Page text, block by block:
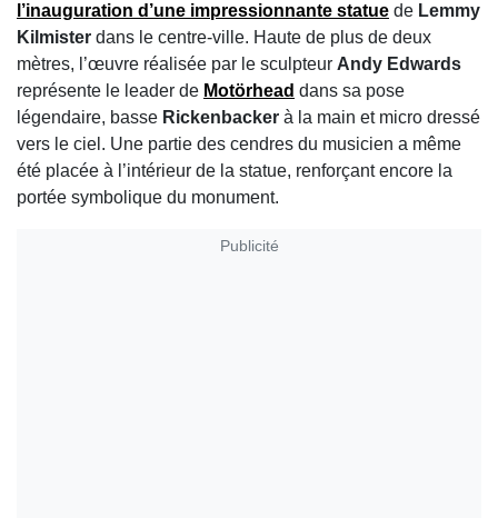
l’inauguration d’une impressionnante statue de Lemmy
Kilmister dans le centre-ville. Haute de plus de deux
mètres, l’œuvre réalisée par le sculpteur Andy Edwards
représente le leader de Motörhead dans sa pose
légendaire, basse Rickenbacker à la main et micro dressé
vers le ciel. Une partie des cendres du musicien a même
été placée à l’intérieur de la statue, renforçant encore la
portée symbolique du monument.
Publicité